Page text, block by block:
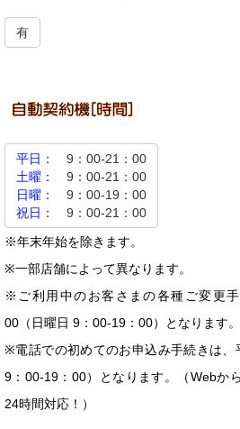
有
平日：
9：00-21：00
土曜：
9：00-21：00
日曜：
9：00-19：00
祝日：
9：00-21：00
※年末年始を除きます。
※一部店舗によって異なります。
※ご利用中のお客さまの各種ご変更
00（日曜日 9：00-19：00）となります。
※電話での初めてのお申込み手続きは、
9：00-19：00）となります。（Webか
24時間対応！）